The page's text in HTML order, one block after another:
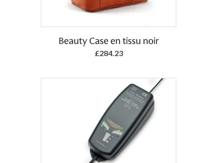
Add to Basket
Beauty Case en tissu noir
£284.23